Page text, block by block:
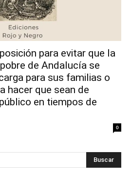
para evitar que la
de Andalucía se
para sus familias o
hacer que sean de
en tiempos de
0